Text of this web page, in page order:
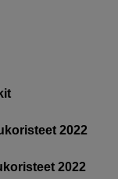
2022
2022